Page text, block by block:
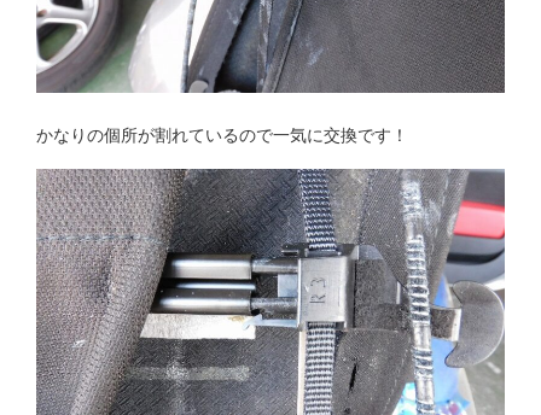
かなりの個所が割れているので一気に交換です！